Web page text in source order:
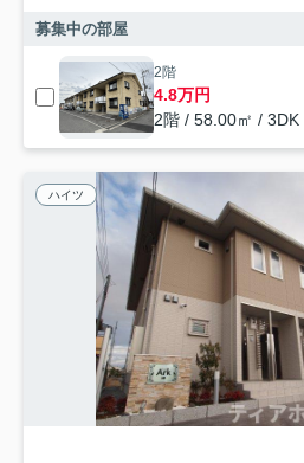
募集中の部屋
2階
4.8万円
2階 / 58.00㎡ / 3DK
ハイツ